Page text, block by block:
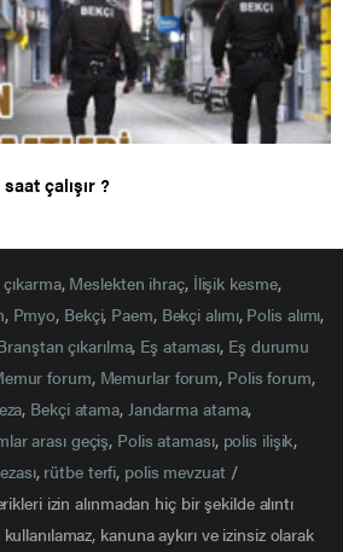
çalışır ?
, Meslekten ihraç, İlişik kesme,
, Pmyo, Bekçi, Paem, Bekçi alımı, Polis alımı,
çıkarılma, Eş ataması, Eş durumu
forum, Memurlar forum, Polis forum,
, Bekçi atama, Jandarma atama,
arası geçiş, Polis ataması, polis ilişik,
, rütbe terfi, polis mevzuat/
izin alınmadan hiç bir şekilde alıntı
kanuna aykırı ve izinsiz olarak